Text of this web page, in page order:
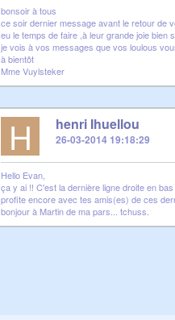
bonsoir à tous
ce soir dernier message avant le retour de
eu le temps de faire ,à leur grande joie bien
je vois à vos messages que vos loulous
à bientôt
Mme Vuylsteker
H henri Ihuellou
26-03-2014 19:18:29
Hello Evan,
ça y ai !! C'est la dernière ligne droite en
profite encore avec tes amis(es) de ces
bonjour à Martin de ma pars... tchuss.